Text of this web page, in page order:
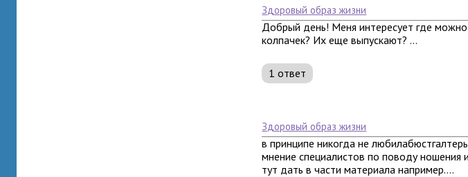
здоровый образ жизни
Добрый день! Меня интересует где
колпачек? Их еще выпускают? ...
1 ответ
здоровый образ жизни
в принципе никогда не
мнение специалистов по поводу ношения
тут дать в части материала например....